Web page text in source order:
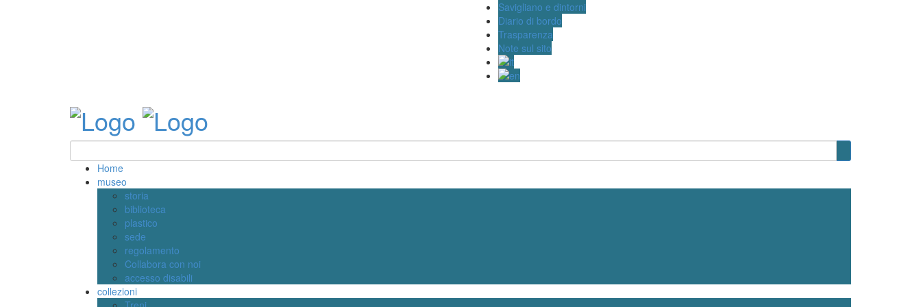
Savigliano e dintorni
Diario di bordo
Trasparenza
Note sul sito
Home
museo
storia
biblioteca
plastico
sede
regolamento
Collabora con noi
accesso disabili
collezioni